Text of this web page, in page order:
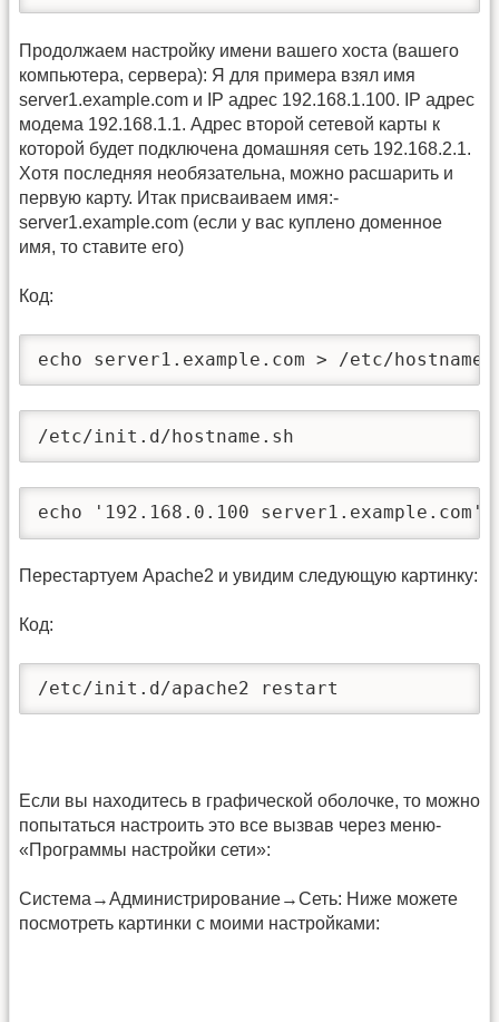
Продолжаем настройку имени вашего хоста (вашего
компьютера, сервера): Я для примера взял имя
server1.example.com и IP адрес 192.168.1.100. IP адрес
модема 192.168.1.1. Адрес второй сетевой карты к
которой будет подключена домашняя сеть 192.168.2.1.
Хотя последняя необязательна, можно расшарить и
первую карту. Итак присваиваем имя:-
server1.example.com (если у вас куплено доменное
имя, то ставите его)
Код:
echo server1.example.com > /etc/hostname
/etc/init.d/hostname.sh
echo '192.168.0.100
Перестартуем Apache2 и увидим следующую картинку:
Код:
/etc/init.d/apache2 restart
Если вы находитесь в графической оболочке, то можно
попытаться настроить это все вызвав через меню-
«Программы настройки сети»:
Система→Администрирование→Сеть: Ниже можете
посмотреть картинки с моими настройками: